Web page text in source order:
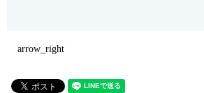
arrow_right